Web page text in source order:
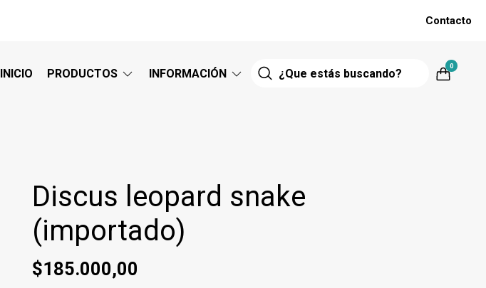
Contacto
INICIO PRODUCTOS INFORMACIÓN
0
Discus leopard snake
(importado)
$185.000,00